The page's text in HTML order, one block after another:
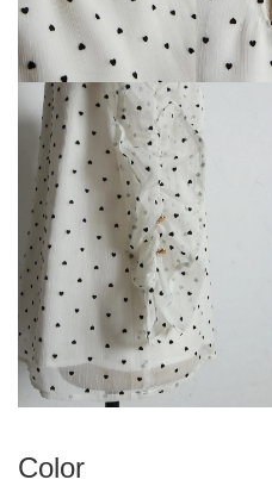
Color